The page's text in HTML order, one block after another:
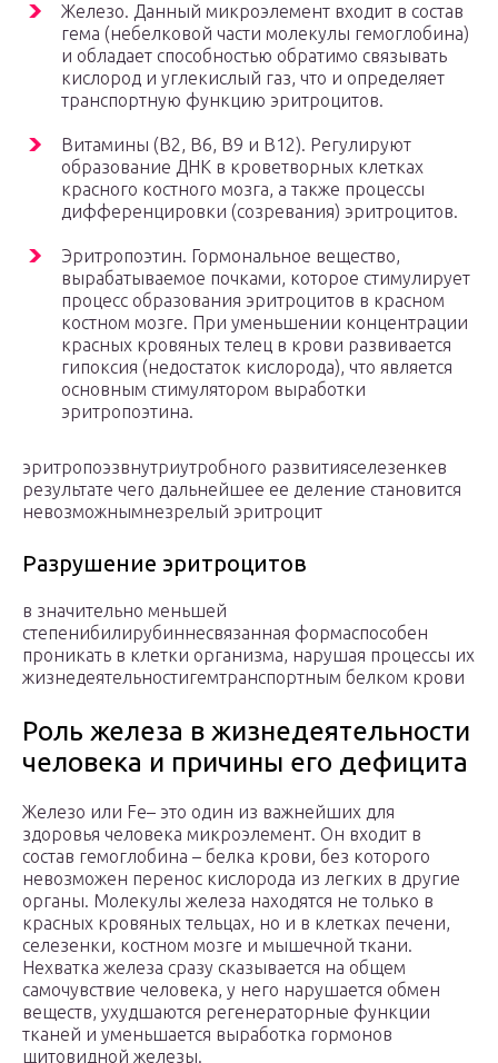
Железо. Данный микроэлемент входит в состав
гема (небелковой части молекулы гемоглобина)
и обладает способностью обратимо связывать
кислород и углекислый газ, что и определяет
транспортную функцию эритроцитов.
Витамины (В2, В6, В9 и B12). Регулируют
образование ДНК в кроветворных клетках
красного костного мозга, а также процессы
дифференцировки (созревания) эритроцитов.
Эритропоэтин. Гормональное вещество,
вырабатываемое почками, которое стимулирует
процесс образования эритроцитов в красном
костном мозге. При уменьшении концентрации
красных кровяных телец в крови развивается
гипоксия (недостаток кислорода), что является
основным стимулятором выработки
эритропоэтина.
эритропоэзвнутриутробного развитияселезенкев
результате чего дальнейшее ее деление становится
невозможнымнезрелый эритроцит
Разрушение эритроцитов
в значительно меньшей
степенибилирубиннесвязанная формаспособен
проникать в клетки организма, нарушая процессы их
жизнедеятельностигемтранспортным белком крови
Роль железа в жизнедеятельности
человека и причины его дефицита
Железо или Fe– это один из важнейших для
здоровья человека микроэлемент. Он входит в
состав гемоглобина – белка крови, без которого
невозможен перенос кислорода из легких в другие
органы. Молекулы железа находятся не только в
красных кровяных тельцах, но и в клетках печени,
селезенки, костном мозге и мышечной ткани.
Нехватка железа сразу сказывается на общем
самочувствие человека, у него нарушается обмен
веществ, ухудшаются регенераторные функции
тканей и уменьшается выработка гормонов
щитовидной железы.